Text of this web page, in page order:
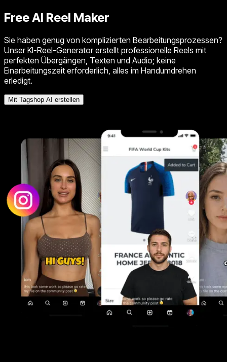
Free AI Reel Maker
Sie haben genug von komplizierten Bearbeitungsprozessen?
Unser KI-Reel-Generator erstellt professionelle Reels mit
perfekten Übergängen, Texten und Audio; keine
Einarbeitungszeit erforderlich, alles im Handumdrehen
erledigt.
Mit Tagshop AI erstellen